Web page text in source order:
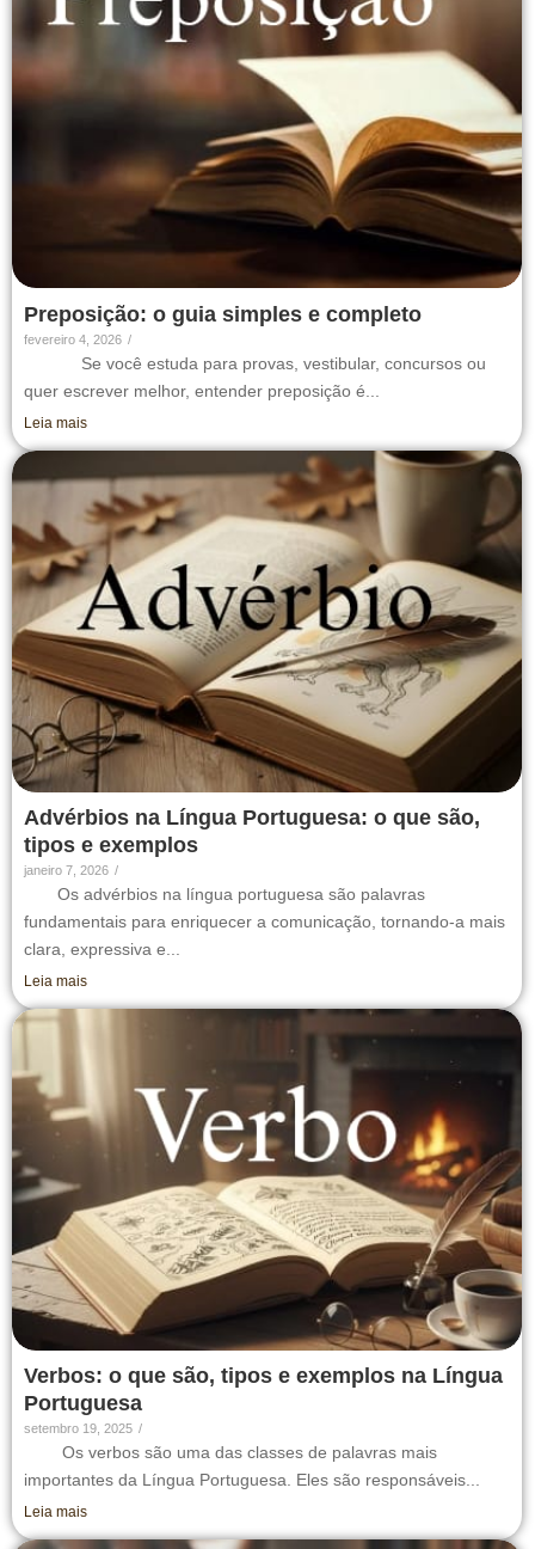
Preposição: o guia simples e completo
fevereiro 4, 2026 /
Se você estuda para provas, vestibular, concursos ou
quer escrever melhor, entender preposição é...
Leia mais
Advérbios na Língua Portuguesa: o que são,
tipos e exemplos
janeiro 7, 2026 /
Os advérbios na língua portuguesa são palavras
fundamentais para enriquecer a comunicação, tornando-a mais
clara, expressiva e...
Leia mais
Verbos: o que são, tipos e exemplos na Língua
Portuguesa
setembro 19, 2025 /
Os verbos são uma das classes de palavras mais
importantes da Língua Portuguesa. Eles são responsáveis...
Leia mais